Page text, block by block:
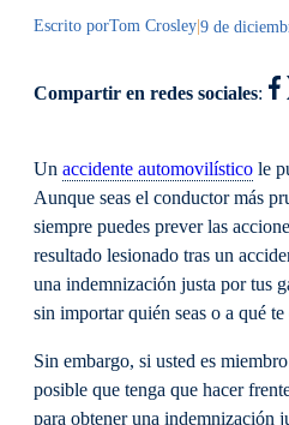
Escrito porTom Crosley|9 de
Compartir en redes sociales:
Un accidente automovilístico le
Aunque seas el conductor más
siempre puedes prever las
resultado lesionado tras un
una indemnización justa por tus
sin importar quién seas o a qué te
Sin embargo, si usted es
posible que tenga que hacer
para obtener una indemnización